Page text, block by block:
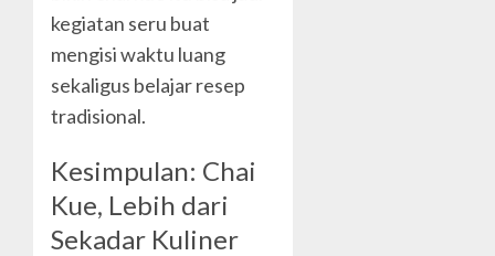
kegiatan seru buat
mengisi waktu luang
sekaligus belajar resep
tradisional.
Kesimpulan: Chai
Kue, Lebih dari
Sekadar Kuliner